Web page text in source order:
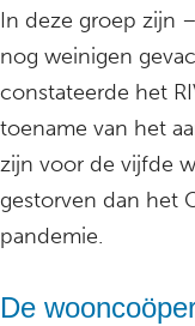
In deze groep zijn
nog weinigen
constateerde het
toename van het
zijn voor de vijfde
gestorven dan het
pandemie.
De